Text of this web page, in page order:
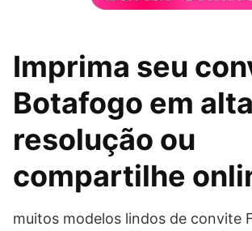
Imprima seu
Botafogo em alta
resolução ou
compartilhe
muitos modelos lindos de convite